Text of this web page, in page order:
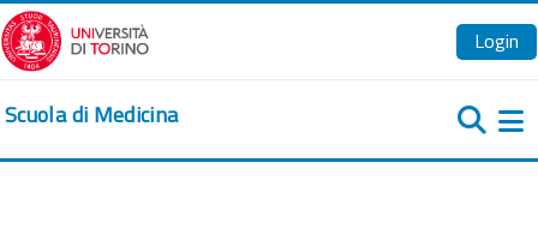
Vai al contenuto principale
Login
Scuola di Medicina